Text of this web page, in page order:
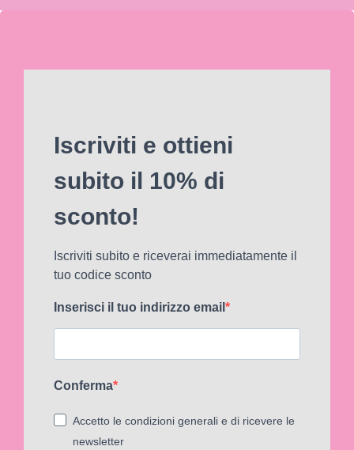
Iscriviti e ottieni
subito il 10% di
sconto!
Iscriviti subito e riceverai immediatamente il
tuo codice sconto
Inserisci il tuo indirizzo email
Conferma
Accetto le condizioni generali e di ricevere le
newsletter